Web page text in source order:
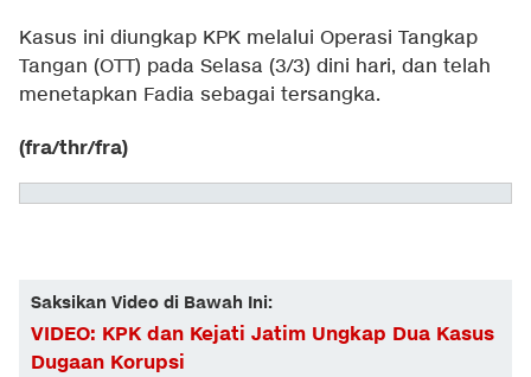
Kasus ini diungkap KPK melalui Operasi Tangkap
Tangan (OTT) pada Selasa (3/3) dini hari, dan telah
menetapkan Fadia sebagai tersangka.
(fra/thr/fra)
Saksikan Video di Bawah Ini:
VIDEO: KPK dan Kejati Jatim Ungkap Dua Kasus
Dugaan Korupsi